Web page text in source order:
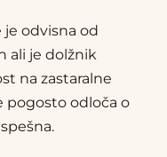
je odvisna od
ali je dolžnik
na zastaralne
pogosto odloča o